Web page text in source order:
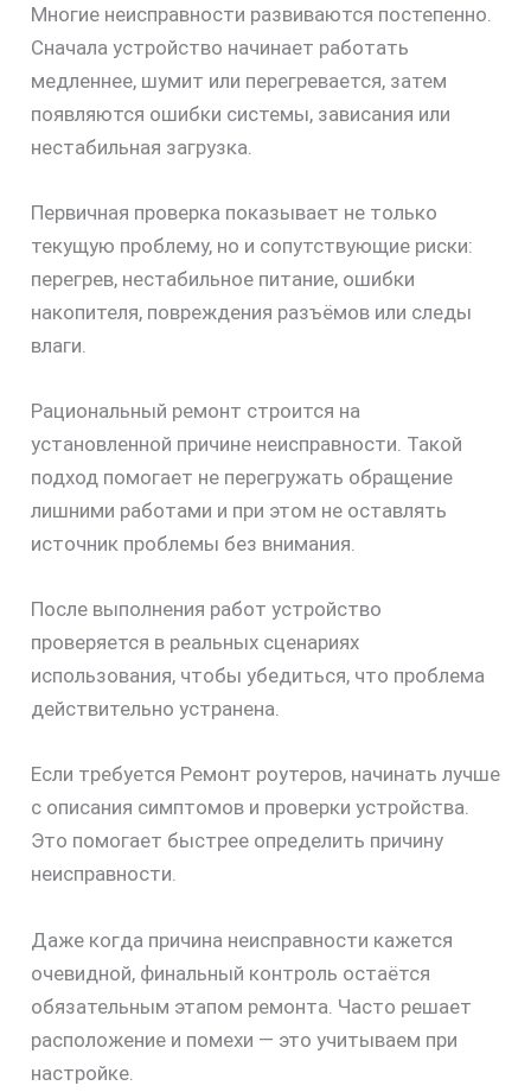
Многие неисправности развиваются постепенно.
Сначала устройство начинает работать
медленнее, шумит или перегревается, затем
появляются ошибки системы, зависания или
нестабильная загрузка.
Первичная проверка показывает не только
текущую проблему, но и сопутствующие риски:
перегрев, нестабильное питание, ошибки
накопителя, повреждения разъёмов или следы
влаги.
Рациональный ремонт строится на
установленной причине неисправности. Такой
подход помогает не перегружать обращение
лишними работами и при этом не оставлять
источник проблемы без внимания.
После выполнения работ устройство
проверяется в реальных сценариях
использования, чтобы убедиться, что проблема
действительно устранена.
Если требуется Ремонт роутеров, начинать лучше
с описания симптомов и проверки устройства.
Это помогает быстрее определить причину
неисправности.
Даже когда причина неисправности кажется
очевидной, финальный контроль остаётся
обязательным этапом ремонта. Часто решает
расположение и помехи — это учитываем при
настройке.
скидку
30%